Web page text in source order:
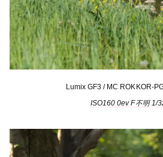
Lumix GF3 / MC ROKKOR-
ISO160 0ev F不明 1/